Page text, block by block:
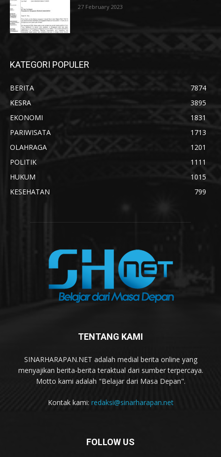
27 February 2023
KATEGORI POPULER
BERITA
7874
KESRA
3895
EKONOMI
1831
PARIWISATA
1713
OLAHRAGA
1201
POLITIK
1111
HUKUM
1015
KESEHATAN
799
TENTANG KAMI
SINARHARAPAN.NET adalah medial berita online yang
menyajikan berita-berita teraktual dari sumber terpercaya.
Motto kami adalah "Belajar dari Masa Depan".
Kontak kami: redaksi@sinarharapan.net
FOLLOW US